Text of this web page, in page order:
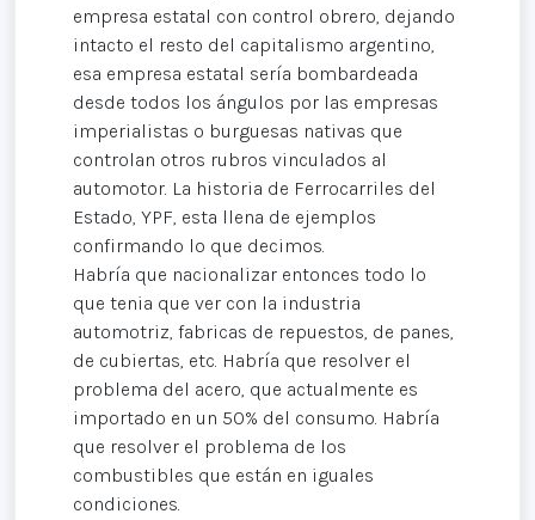
empresa estatal con control obrero, dejando
intacto el resto del capitalismo argentino,
esa empresa estatal sería bombardeada
desde todos los ángulos por las empresas
imperialistas o burguesas nativas que
controlan otros rubros vinculados al
automotor. La historia de Ferrocarriles del
Estado, YPF, esta llena de ejemplos
confirmando lo que decimos.
Habría que nacionalizar entonces todo lo
que tenia que ver con la industria
automotriz, fabricas de repuestos, de panes,
de cubiertas, etc. Habría que resolver el
problema del acero, que actualmente es
importado en un 50% del consumo. Habría
que resolver el problema de los
combustibles que están en iguales
condiciones.